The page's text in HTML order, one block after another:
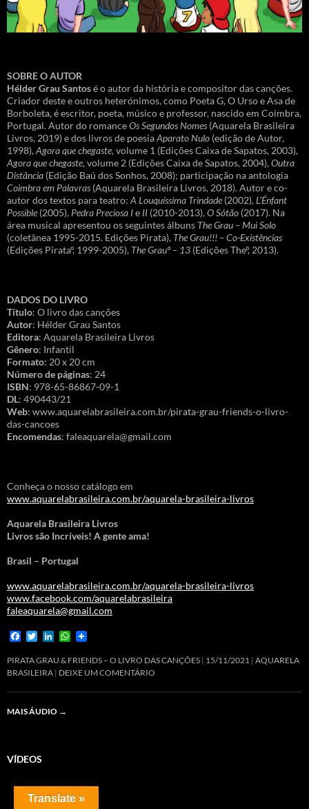
SOBRE O AUTOR
Hélder Grau Santosé o autor da história e compositor das canções.
Criador deste e outros heterónimos, como Poeta G, O Urso e Asa de
Borboleta, é escritor, poeta, músico e professor, nascido em Coimbra,
Portugal. Autor do romanceOs Segundos Nomes (Aquarela Brasileira
Livros, 2019) e dos livros de poesiaAparato Nulo (edição de Autor,
1998),Agora que chegaste, volume 1 (Edições Caixa de Sapatos, 2003),
Agora que chegaste, volume 2 (Edições Caixa de Sapatos, 2004),Outra
Distância (Edição Baú dos Sonhos, 2008); participação na antologia
Coimbra em Palavras (Aquarela Brasileira Livros, 2018). Autor e co-
autor dos textos para teatro: A Louquíssima Trindade (2002),L’Énfant
Possible (2005), Pedra Preciosa Ie II (2010-2013),O Sótão (2017). Na
área musical apresentou os seguintes álbuns The Grau – Mui Solo
(coletânea 1995-2015. Edições Pirata), The Grau!!! – Co-Existências
(Edições Pirataº, 1999-2005), The Grauº – 13 (Edições Theº, 2013).
DADOS DO LIVRO
Título: O livro das canções
Autor: Hélder Grau Santos
Editora: Aquarela Brasileira Livros
Gênero: Infantil
Formato: 20 x 20 cm
Número de páginas: 24
ISBN: 978-65-86867-09-1
DL: 490443/21
Web: www.aquarelabrasileira.com.br/pirata-grau-friends-o-livro-
das-cancoes
Encomendas: faleaquarela@gmail.com
Conheça o nosso catálogo em
www.aquarelabrasileira.com.br/aquarela-brasileira-livros
Aquarela Brasileira Livros
Livros são Incríveis! A gente ama!
Brasil – Portugal
www.aquarelabrasileira.com.br/aquarela-brasileira-livros
www.facebook.com/aquarelabrasileira
faleaquarela@gmail.com
F
c
e
b
o
k
T
i
t
t
e
n
k
e
d
n
W
a
t
s
A
PIRATA GRAU & FRIENDS – O LIVRO DAS CANÇÕES 15/11/2021
AQUARELA
BRASILEIRA DEIXE UM COMENTÁRIO
MAIS ÁUDIO →
VÍDEOS
Translate »